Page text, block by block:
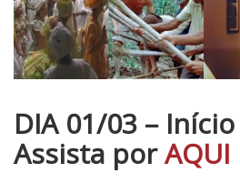
DIA 01/03 –
Assista porAQUI